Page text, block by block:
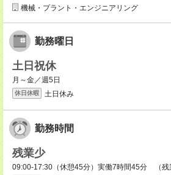
機械・プラント・エンジニアリング
勤務曜日
土日祝休
月～金／週5日
休日休暇 土日休み
勤務時間
残業少
09:00-17:30（休憩45分）実働7時間45分 （残